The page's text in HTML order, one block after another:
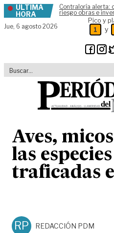
Skip to content
ÚLTIMA
HORA
Contraloría alerta:
riesgo obras e
Jue, 6 agosto 2026
Pico y
1 y
Aves,
las
traficadas
RP REDACCIÓN PDM